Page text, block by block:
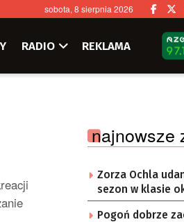
sobota, 8 sierpnia 2026
RADIO REKLAMA
najnowsze
Zorza Ochla
sezon w klasie
Pogoń dobrze